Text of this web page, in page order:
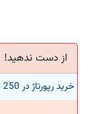
از دست ندهید!
خرید رپورتاژ در 250 سایت